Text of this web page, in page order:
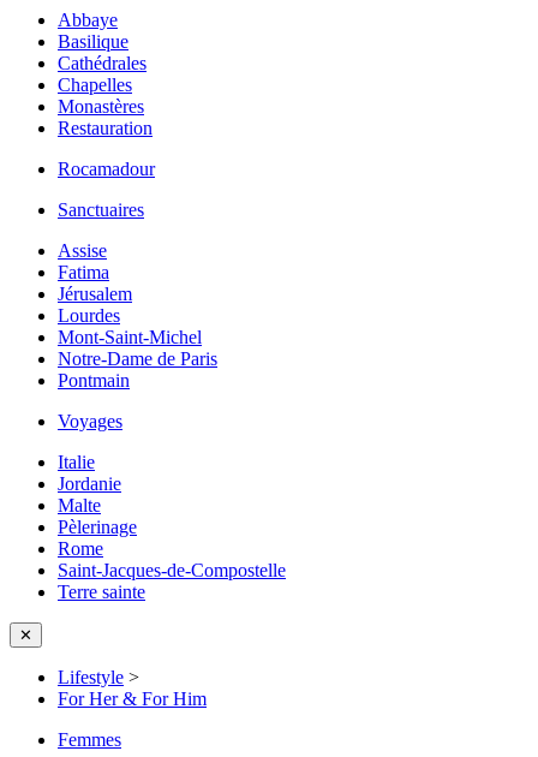
Abbaye
Basilique
Cathédrales
Chapelles
Monastères
Restauration
Rocamadour
Sanctuaires
Assise
Fatima
Jérusalem
Lourdes
Mont-Saint-Michel
Notre-Dame de Paris
Pontmain
Voyages
Italie
Jordanie
Malte
Pèlerinage
Rome
Saint-Jacques-de-Compostelle
Terre sainte
✕
Lifestyle >
For Her & For Him
Femmes